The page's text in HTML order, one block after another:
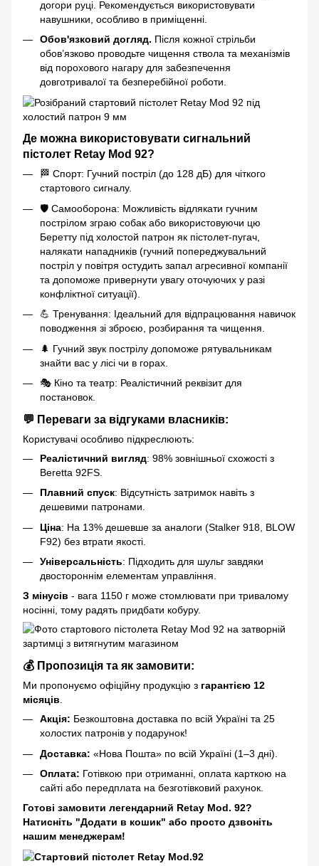
догори руці. Рекомендується використовувати
навушники, особливо в приміщенні.
Обов'язковий догляд. Після кожної стрільби
обов’язково проводьте чищення ствола та механізмів
від порохового нагару для забезпечення
довготривалої та безперебійної роботи.
Де можна використовувати сигнальний
пістолет Retay Mod 92?
🏁 Спорт: Гучний постріл (до 128 дБ) для чіткого
стартового сигналу.
🛡️ Самооборона: Можливість відлякати гучним
пострілом зграю собак або використовуючи цю
Беретту під холостой патрон як пістолет-пугач,
налякати нападників (гучний попереджувальний
постріл у повітря остудить запал агресивної компанії
та допоможе привернути увагу оточуючих у разі
конфліктної ситуації).
💪 Тренування: Ідеальний для відпрацювання навичок
поводження зі зброєю, розбирання та чищення.
🌲 Гучний звук пострілу допоможе рятувальникам
знайти вас у лісі чи в горах.
🎭 Кіно та театр: Реалістичний реквізит для
постановок.
💬 Переваги за відгуками власників:
Користувачі особливо підкреслюють:
Реалістичний вигляд: 98% зовнішньої схожості з
Beretta 92FS.
Плавний спуск: Відсутність затримок навіть з
дешевими патронами.
Ціна: На 13% дешевше за аналоги (Stalker 918, BLOW
F92) без втрати якості.
Універсальність: Підходить для шульг завдяки
двостороннім елементам управління.
З мінусів - вага 1150 г може стомлювати при тривалому
носінні, тому радять придбати кобуру.
💰 Пропозиція та як замовити:
Ми пропонуємо офіційну продукцію з гарантією 12
місяців
Акція: Безкоштовна доставка по всій Україні та 25
холостих патронів у подарунок!
Доставка: «Нова Пошта» по всій Україні (1–3 дні).
Оплата: Готівкою при отриманні, оплата карткою на
сайті або передплата на безготівковий рахунок.
Готові замовити легендарний Retay Mod. 92?
Натисніть "Додати в кошик" або просто дзвоніть
нашим менеджерам!